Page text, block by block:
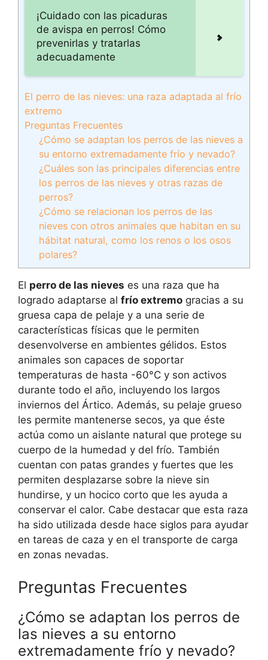
¡Cuidado con las picaduras
de avispa en perros! Cómo
prevenirlas y tratarlas
adecuadamente
El perro de las nieves: una raza adaptada al frío
extremo
Preguntas Frecuentes
¿Cómo se adaptan los perros de las nieves a
su entorno extremadamente frío y nevado?
¿Cuáles son las principales diferencias entre
los perros de las nieves y otras razas de
perros?
¿Cómo se relacionan los perros de las
nieves con otros animales que habitan en su
hábitat natural, como los renos o los osos
polares?
El perro de las nieves es una raza que ha
logrado adaptarse al frío extremo gracias a su
gruesa capa de pelaje y a una serie de
características físicas que le permiten
desenvolverse en ambientes gélidos. Estos
animales son capaces de soportar
temperaturas de hasta -60°C y son activos
durante todo el año, incluyendo los largos
inviernos del Ártico. Además, su pelaje grueso
les permite mantenerse secos, ya que éste
actúa como un aislante natural que protege su
cuerpo de la humedad y del frío. También
cuentan con patas grandes y fuertes que les
permiten desplazarse sobre la nieve sin
hundirse, y un hocico corto que les ayuda a
conservar el calor. Cabe destacar que esta raza
ha sido utilizada desde hace siglos para ayudar
en tareas de caza y en el transporte de carga
en zonas nevadas.
Preguntas Frecuentes
¿Cómo se adaptan los perros de
las nieves a su entorno
extremadamente frío y nevado?